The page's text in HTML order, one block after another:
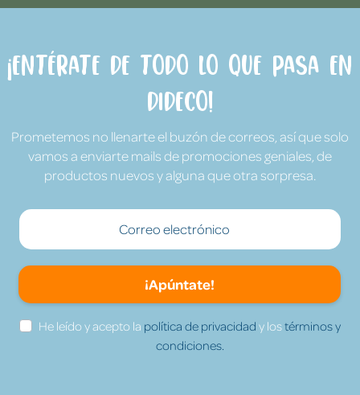
¡Entérate de todo lo que pasa en
Dideco!
Prometemos no llenarte el buzón de correos, así que solo
vamos a enviarte mails de promociones geniales, de
productos nuevos y alguna que otra sorpresa.
¡Apúntate!
He leído y acepto la política de privacidad y lostérminos y
condiciones.